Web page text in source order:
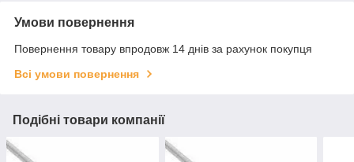
Умови повернення
Повернення товару впродовж 14 днів за рахунок покупця
Всі умови повернення
Подібні товари компанії